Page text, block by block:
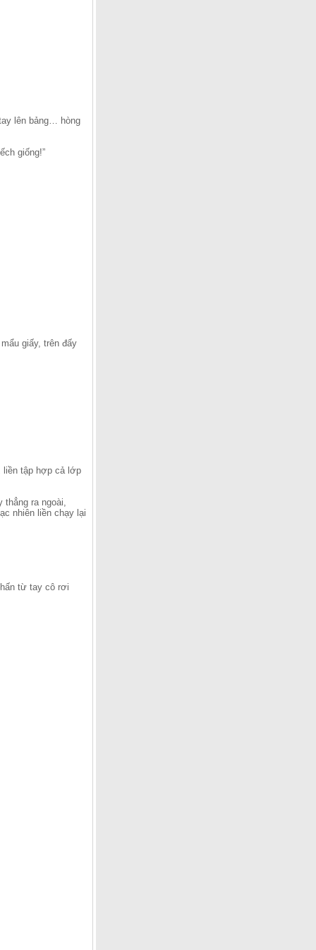
lên bảng… hòng
giống!”
giấy, trên đấy
liền tập hợp cả lớp
thẳng ra ngoài,
nhiên liền chạy lại
từ tay cô rơi